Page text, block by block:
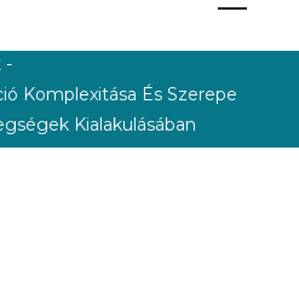
-
Komplexitása És Szerepe
Kialakulásában